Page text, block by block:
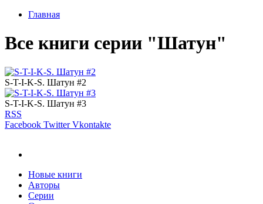
Главная
Все книги серии "Шатун"
S-T-I-K-S. Шатун #2
S-T-I-K-S. Шатун #3
RSS
Facebook Twitter Vkontakte
Новые книги
Авторы
Серии